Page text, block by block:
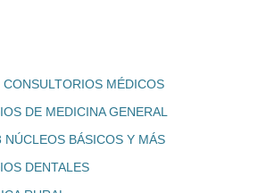
MÉDICOS
DE MEDICINA GENERAL
NÚCLEOS BÁSICOS Y MÁS
DENTALES